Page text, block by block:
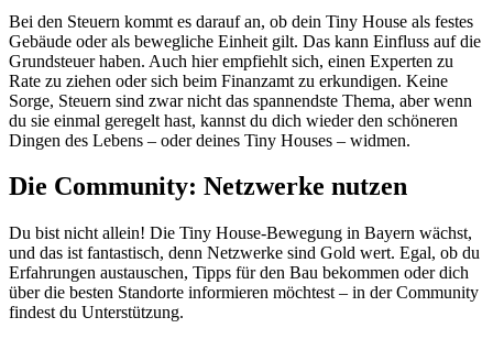
Bei den Steuern kommt es darauf an, ob dein Tiny House als festes
Gebäude oder als bewegliche Einheit gilt. Das kann Einfluss auf die
Grundsteuer haben. Auch hier empfiehlt sich, einen Experten zu
Rate zu ziehen oder sich beim Finanzamt zu erkundigen. Keine
Sorge, Steuern sind zwar nicht das spannendste Thema, aber wenn
du sie einmal geregelt hast, kannst du dich wieder den schöneren
Dingen des Lebens – oder deines Tiny Houses – widmen.
Die Community: Netzwerke nutzen
Du bist nicht allein! Die Tiny House-Bewegung in Bayern wächst,
und das ist fantastisch, denn Netzwerke sind Gold wert. Egal, ob du
Erfahrungen austauschen, Tipps für den Bau bekommen oder dich
über die besten Standorte informieren möchtest – in der Community
findest du Unterstützung.